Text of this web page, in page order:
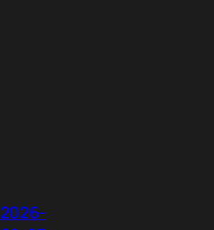
2026-